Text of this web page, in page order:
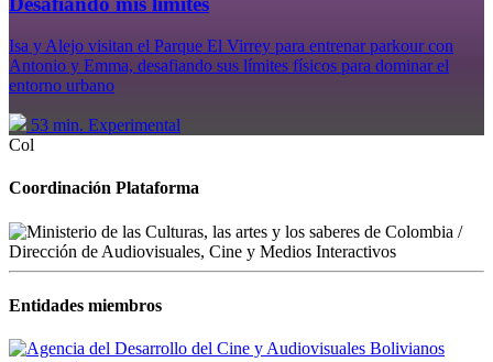
Isa y Alejo visitan el Parque El Virrey para entrenar parkour con
Antonio y Emma, desafiando sus límites físicos para dominar el
entorno urbano
53 min. Experimental
Col
Coordinación Plataforma
Entidades miembros